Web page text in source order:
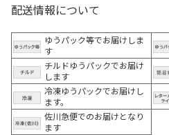
配送情報について
ゆうパック等でお届けしま
す
チルドゆうパックでお届け
します
冷凍ゆうパックでお届けし
ます。
佐川急便でのお届けとなり
ます